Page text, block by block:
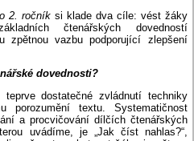
2. ročník si klade dva cíle: vést žáky
čtenářských dovedností
zpětnou vazbu podporující zlepšení
dovednosti?
dostatečné zvládnutí techniky
textu. Systematičnost
a procvičování dílčích čtenářských
uvádíme, je „Jak číst nahlas?“,